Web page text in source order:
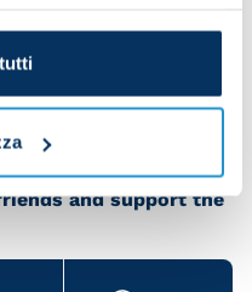
and support the